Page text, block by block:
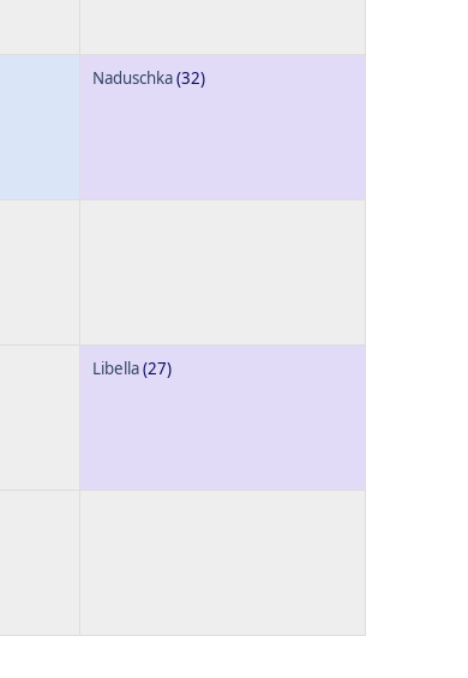
Naduschka(32)
Libella(27)